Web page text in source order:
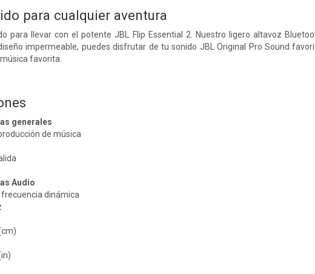
para cualquier aventura
para llevar con el potente JBL Flip Essential 2. Nuestro ligero altavoz
impermeable, puedes disfrutar de tu sonido JBL Original Pro Sound
favorita.
generales
de música
Audio
frecuencia dinámica